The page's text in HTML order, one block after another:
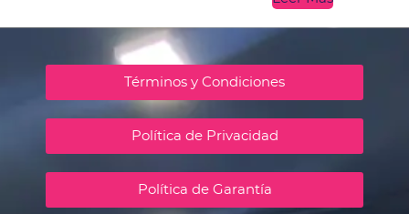
Términos y Condiciones
Política de Privacidad
Política de Garantía